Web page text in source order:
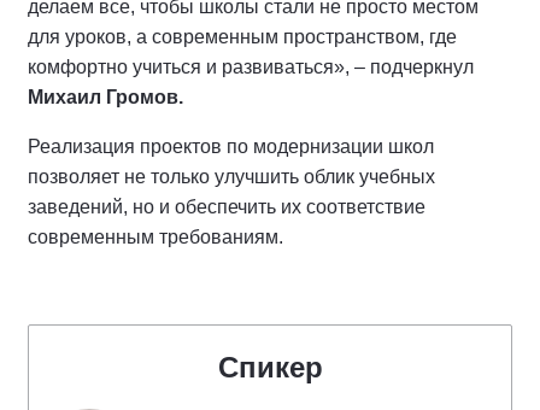
делаем все, чтобы школы стали не просто местом
для уроков, а современным пространством, где
комфортно учиться и развиваться», – подчеркнул
Михаил Громов.
Реализация проектов по модернизации школ
позволяет не только улучшить облик учебных
заведений, но и обеспечить их соответствие
современным требованиям.
Спикер